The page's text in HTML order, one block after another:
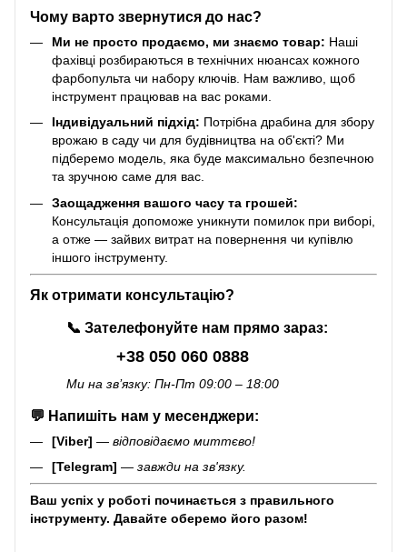
Чому варто звернутися до нас?
Ми не просто продаємо, ми знаємо товар: Наші
фахівці розбираються в технічних нюансах кожного
фарбопульта чи набору ключів. Нам важливо, щоб
інструмент працював на вас роками.
Індивідуальний підхід: Потрібна драбина для збору
врожаю в саду чи для будівництва на об'єкті? Ми
підберемо модель, яка буде максимально безпечною
та зручною саме для вас.
Заощадження вашого часу та грошей:
Консультація допоможе уникнути помилок при виборі,
а отже — зайвих витрат на повернення чи купівлю
іншого інструменту.
Як отримати консультацію?
📞 Зателефонуйте нам прямо зараз:
+38 050 060 0888
Ми на зв’язку: Пн-Пт 09:00 – 18:00
💬 Напишіть нам у месенджери:
[Viber] — відповідаємо миттєво!
[Telegram] — завжди на зв'язку.
Ваш успіх у роботі починається з правильного
інструменту. Давайте оберемо його разом!